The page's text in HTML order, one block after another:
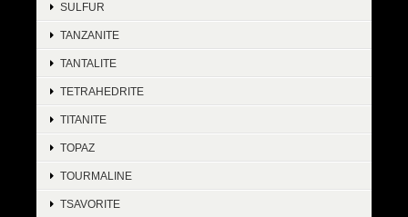
SULFUR
TANZANITE
TANTALITE
TETRAHEDRITE
TITANITE
TOPAZ
TOURMALINE
TSAVORITE